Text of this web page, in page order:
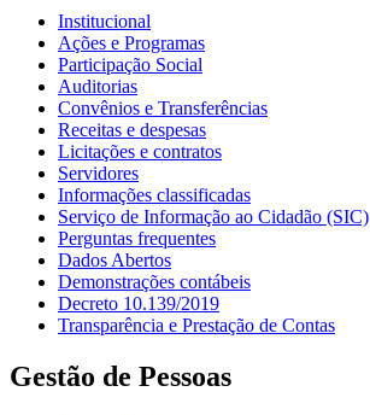
Institucional
Ações e Programas
Participação Social
Auditorias
Convênios e Transferências
Receitas e despesas
Licitações e contratos
Servidores
Informações classificadas
Serviço de Informação ao Cidadão (SIC)
Perguntas frequentes
Dados Abertos
Demonstrações contábeis
Decreto 10.139/2019
Transparência e Prestação de Contas
Gestão de Pessoas